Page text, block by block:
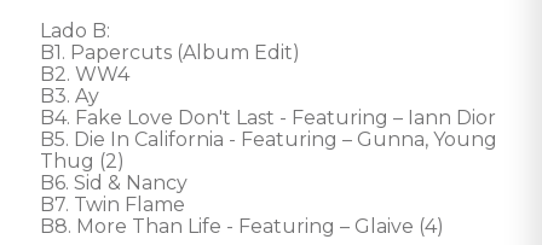
Lado B:
B1. Papercuts (Album Edit)
B2. WW4
B3. Ay
B4. Fake Love Don't Last - Featuring – Iann Dior
B5. Die In California - Featuring – Gunna, Young
Thug (2)
B6. Sid & Nancy
B7. Twin Flame
B8. More Than Life - Featuring – Glaive (4)